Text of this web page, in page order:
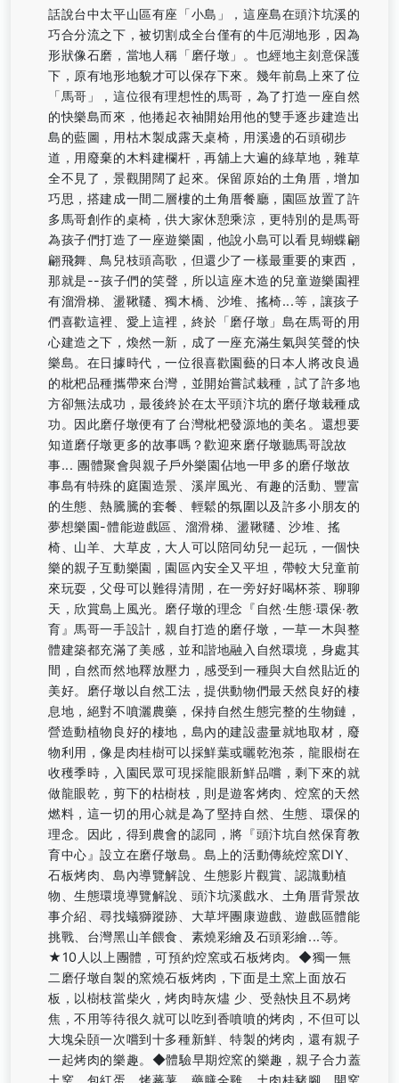
話說台中太平山區有座「小島」，這座島在頭汴坑溪的
巧合分流之下，被切割成全台僅有的牛厄湖地形，因為
形狀像石磨，當地人稱「磨仔墩」。也經地主刻意保護
下，原有地形地貌才可以保存下來。幾年前島上來了位
「馬哥」，這位很有理想性的馬哥，為了打造一座自然
的快樂島而來，他捲起衣袖開始用他的雙手逐步建造出
島的藍圖，用枯木製成露天桌椅，用溪邊的石頭砌步
道，用廢棄的木料建欄杆，再舖上大遍的綠草地，雜草
全不見了，景觀開闊了起來。保留原始的土角厝，增加
巧思，搭建成一間二層樓的土角厝餐廳，園區放置了許
多馬哥創作的桌椅，供大家休憩乘涼，更特別的是馬哥
為孩子們打造了一座遊樂園，他說小島可以看見蝴蝶翩
翩飛舞、鳥兒枝頭高歌，但還少了一樣最重要的東西，
那就是--孩子們的笑聲，所以這座木造的兒童遊樂園裡
有溜滑梯、盪鞦韆、獨木橋、沙堆、搖椅...等，讓孩子
們喜歡這裡、愛上這裡，終於「磨仔墩」島在馬哥的用
心建造之下，煥然一新，成了一座充滿生氣與笑聲的快
樂島。在日據時代，一位很喜歡園藝的日本人將改良過
的枇杷品種攜帶來台灣，並開始嘗試栽種，試了許多地
方卻無法成功，最後終於在太平頭汴坑的磨仔墩栽種成
功。因此磨仔墩便有了台灣枇杷發源地的美名。還想要
知道磨仔墩更多的故事嗎？歡迎來磨仔墩聽馬哥說故
事... 團體聚會與親子戶外樂園佔地一甲多的磨仔墩故
事島有特殊的庭園造景、溪岸風光、有趣的活動、豐富
的生態、熱騰騰的套餐、輕鬆的氛圍以及許多小朋友的
夢想樂園-體能遊戲區、溜滑梯、盪鞦韆、沙堆、搖
椅、山羊、大草皮，大人可以陪同幼兒一起玩，一個快
樂的親子互動樂園，園區內安全又平坦，帶較大兒童前
來玩耍，父母可以難得清閒，在一旁好好喝杯茶、聊聊
天，欣賞島上風光。磨仔墩的理念『自然‧生態‧環保‧教
育』馬哥一手設計，親自打造的磨仔墩，一草一木與整
體建築都充滿了美感，並和諧地融入自然環境，身處其
間，自然而然地釋放壓力，感受到一種與大自然貼近的
美好。磨仔墩以自然工法，提供動物們最天然良好的棲
息地，絕對不噴灑農藥，保持自然生態完整的生物鏈，
營造動植物良好的棲地，島內的建設盡量就地取材，廢
物利用，像是肉桂樹可以採鮮葉或曬乾泡茶，龍眼樹在
收穫季時，入園民眾可現採龍眼新鮮品嚐，剩下來的就
做龍眼乾，剪下的枯樹枝，則是遊客烤肉、焢窯的天然
燃料，這一切的用心就是為了堅持自然、生態、環保的
理念。因此，得到農會的認同，將『頭汴坑自然保育教
育中心』設立在磨仔墩島。島上的活動傳統焢窯DIY、
石板烤肉、島內導覽解說、生態影片觀賞、認識動植
物、生態環境導覽解說、頭汴坑溪戲水、土角厝背景故
事介紹、尋找蟻獅蹤跡、大草坪團康遊戲、遊戲區體能
挑戰、台灣黑山羊餵食、素燒彩繪及石頭彩繪...等。
★10人以上團體，可預約焢窯或石板烤肉。◆獨一無
二磨仔墩自製的窯燒石板烤肉，下面是土窯上面放石
板，以樹枝當柴火，烤肉時灰燼 少、受熱快且不易烤
焦，不用等待很久就可以吃到香噴噴的烤肉，不但可以
大塊朵頣一次嚐到十多種新鮮、特製的烤肉，還有親子
一起烤肉的樂趣。◆體驗早期焢窯的樂趣，親子合力蓋
土窯、包紅蛋、烤蕃薯、藥膳全雞、土肉桂豬腳，開窯